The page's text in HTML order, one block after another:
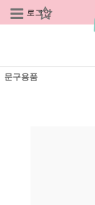
로그인
문구용품